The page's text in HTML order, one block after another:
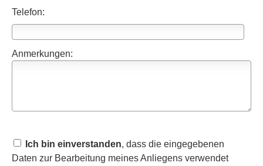
Telefon:
Anmerkungen:
Ich bin einverstanden, dass die eingegebenen
Daten zur Bearbeitung meines Anliegens verwendet